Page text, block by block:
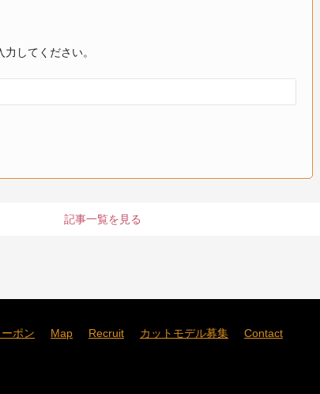
してください。
記事一覧を見る
ポン Map Recruit カットモデル募集 Contact